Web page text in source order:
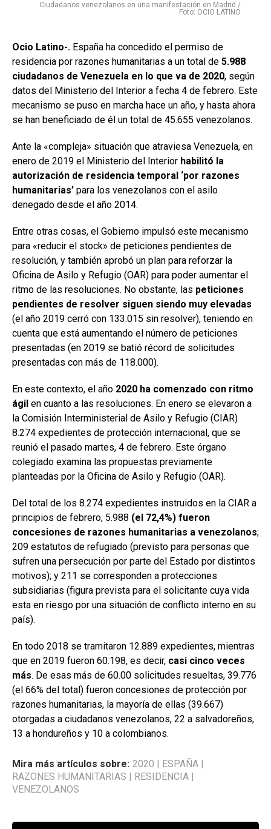
Ciudadanos venezolanos en una manifestación en Madrid /
Foto: OCIO LATINO
Ocio Latino-. España ha concedido el permiso de
residencia por razones humanitarias a un total de 5.988
ciudadanos de Venezuela en lo que va de 2020, según
datos del Ministerio del Interior a fecha 4 de febrero. Este
mecanismo se puso en marcha hace un año, y hasta ahora
se han beneficiado de él un total de 45.655 venezolanos.
Ante la «compleja» situación que atraviesa Venezuela, en
enero de 2019 el Ministerio del Interior habilitó la
autorización de residencia temporal ‘por razones
humanitarias’ para los venezolanos con el asilo
denegado desde el año 2014.
Entre otras cosas, el Gobierno impulsó este mecanismo
para «reducir el stock» de peticiones pendientes de
resolución, y también aprobó un plan para reforzar la
Oficina de Asilo y Refugio (OAR) para poder aumentar el
ritmo de las resoluciones. No obstante, las peticiones
pendientes de resolver siguen siendo muy elevadas
(el año 2019 cerró con 133.015 sin resolver), teniendo en
cuenta que está aumentando el número de peticiones
presentadas (en 2019 se batió récord de solicitudes
presentadas con más de 118.000).
En este contexto, el año 2020 ha comenzado con ritmo
ágil en cuanto a las resoluciones. En enero se elevaron a
la Comisión Interministerial de Asilo y Refugio (CIAR)
8.274 expedientes de protección internacional, que se
reunió el pasado martes, 4 de febrero. Este órgano
colegiado examina las propuestas previamente
planteadas por la Oficina de Asilo y Refugio (OAR).
Del total de los 8.274 expedientes instruidos en la CIAR a
principios de febrero, 5.988 (el 72,4%) fueron
concesiones de razones humanitarias a venezolanos;
209 estatutos de refugiado (previsto para personas que
sufren una persecución por parte del Estado por distintos
motivos); y 211 se corresponden a protecciones
subsidiarias (figura prevista para el solicitante cuya vida
esta en riesgo por una situación de conflicto interno en su
país).
En todo 2018 se tramitaron 12.889 expedientes, mientras
que en 2019 fueron 60.198, es decir, casi cinco veces
más. De esas más de 60.00 solicitudes resueltas, 39.776
(el 66% del total) fueron concesiones de protección por
razones humanitarias, la mayoría de ellas (39.667)
otorgadas a ciudadanos venezolanos, 22 a salvadoreños,
13 a hondureños y 10 a colombianos.
Mira más artículos sobre: 2020 ESPAÑA
RAZONES HUMANITARIAS
RESIDENCIA
VENEZOLANOS